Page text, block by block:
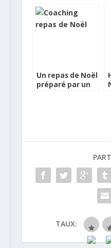
Un repas de Noël
préparé par un
TAUX: